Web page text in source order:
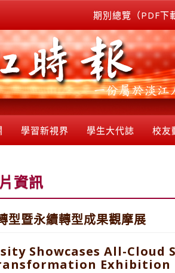
期別總覽（PDF下
學習新視界 學生大代誌 校友
資訊
型暨永續轉型成果觀摩展
Showcases All-Cloud
Exhibition